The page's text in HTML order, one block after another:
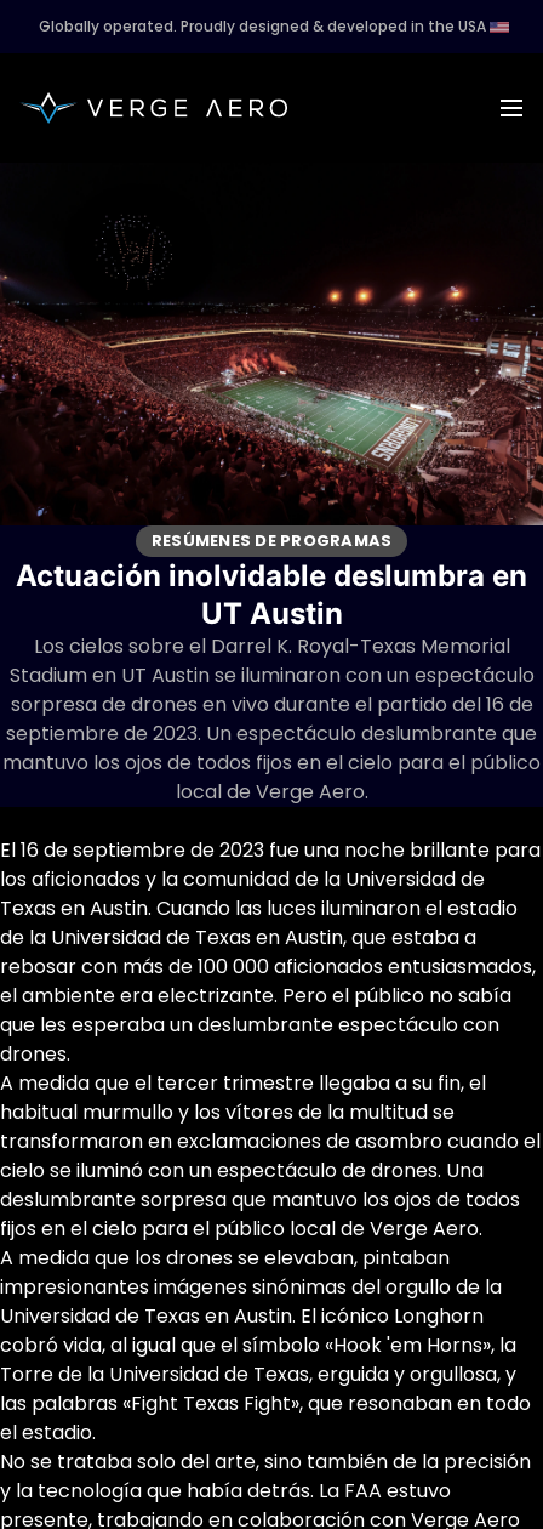
Globally operated. Proudly designed & developed in the USA
RESÚMENES DE PROGRAMAS
Actuación inolvidable deslumbra en
UT Austin
Los cielos sobre el Darrel K. Royal-Texas Memorial
Stadium en UT Austin se iluminaron con un espectáculo
sorpresa de drones en vivo durante el partido del 16 de
septiembre de 2023. Un espectáculo deslumbrante que
mantuvo los ojos de todos fijos en el cielo para el público
local de Verge Aero.
El 16 de septiembre de 2023 fue una noche brillante para
los aficionados y la comunidad de la Universidad de
Texas en Austin. Cuando las luces iluminaron el estadio
de la Universidad de Texas en Austin, que estaba a
rebosar con más de 100 000 aficionados entusiasmados,
el ambiente era electrizante. Pero el público no sabía
que les esperaba un deslumbrante espectáculo con
drones.
A medida que el tercer trimestre llegaba a su fin, el
habitual murmullo y los vítores de la multitud se
transformaron en exclamaciones de asombro cuando el
cielo se iluminó con un espectáculo de drones. Una
deslumbrante sorpresa que mantuvo los ojos de todos
fijos en el cielo para el público local de Verge Aero.
A medida que los drones se elevaban, pintaban
impresionantes imágenes sinónimas del orgullo de la
Universidad de Texas en Austin. El icónico Longhorn
cobró vida, al igual que el símbolo «Hook 'em Horns», la
Torre de la Universidad de Texas, erguida y orgullosa, y
las palabras «Fight Texas Fight», que resonaban en todo
el estadio.
No se trataba solo del arte, sino también de la precisión
y la tecnología que había detrás. La FAA estuvo
presente, trabajando en colaboración con Verge Aero